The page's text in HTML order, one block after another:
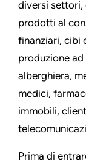
diversi settori,
prodotti al
finanziari, cibi
produzione
alberghiera,
medici,
immobili,
Prima di